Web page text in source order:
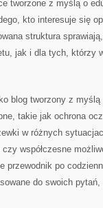
tworzone z myślą o
kto interesuje się
struktura
jak i dla tych, którzy
blog tworzony z
takie jak ochrona
w różnych
współczesne
przewodnik po
do swoich